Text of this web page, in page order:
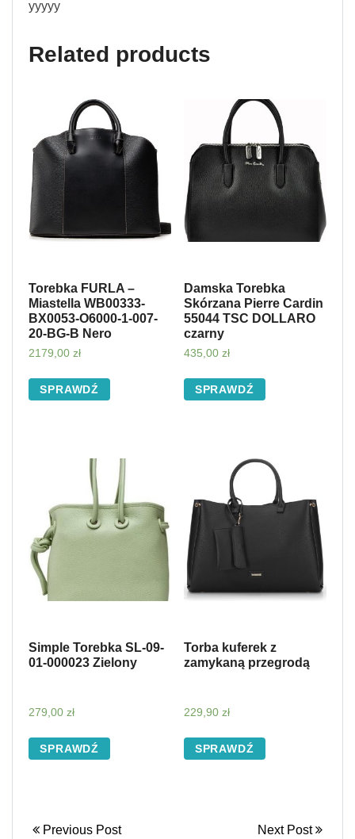
yyyyy
Related products
Torebka FURLA –
Miastella WB00333-
BX0053-O6000-1-007-
20-BG-B Nero
2179,00 zł
SPRAWDŹ
Damska Torebka
Skórzana Pierre Cardin
55044 TSC DOLLARO
czarny
435,00 zł
SPRAWDŹ
Simple Torebka SL-09-
01-000023 Zielony
279,00 zł
SPRAWDŹ
Torba kuferek z
zamykaną przegrodą
229,90 zł
SPRAWDŹ
Previous Post Next Post